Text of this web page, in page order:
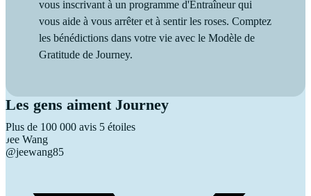
vous inscrivant à un programme d'Entraîneur qui
vous aide à vous arrêter et à sentir les roses. Comptez
les bénédictions dans votre vie avec le Modèle de
Gratitude de Journey.
Les gens aiment Journey
Plus de 100 000 avis 5 étoiles
Jee Wang
@jeewang85